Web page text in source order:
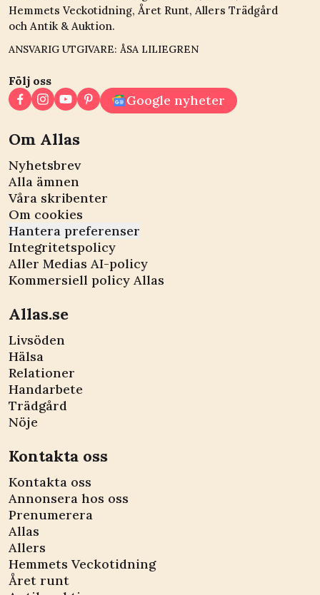
Hemmets Veckotidning, Året Runt, Allers Trädgård
och Antik & Auktion.
ANSVARIG UTGIVARE: ÅSA LILIEGREN
Följ oss
Google nyheter
Om Allas
Nyhetsbrev
Alla ämnen
Våra skribenter
Om cookies
Hantera preferenser
Integritetspolicy
Aller Medias AI-policy
Kommersiell policy Allas
Allas.se
Livsöden
Hälsa
Relationer
Handarbete
Trädgård
Nöje
Kontakta oss
Kontakta oss
Annonsera hos oss
Prenumerera
Allas
Allers
Hemmets Veckotidning
Året runt